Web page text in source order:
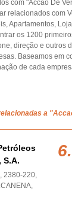
com "Accao De
relacionados com
Apartamentos,
os 1200
direção e outros
Baseamos em
de cada
a
S.a.
2380-220,
,